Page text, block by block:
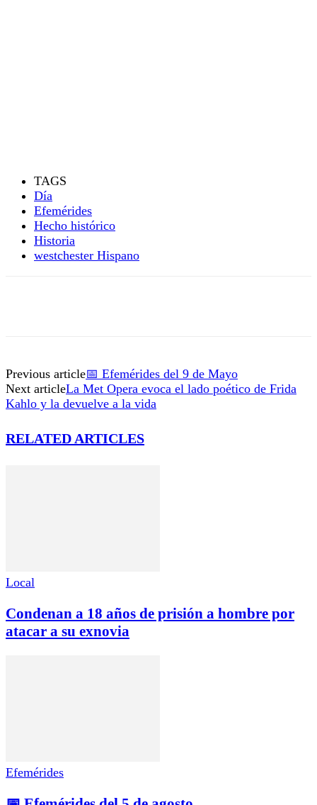
TAGS
Día
Efemérides
Hecho histórico
Historia
westchester Hispano
Previous article📅 Efemérides del 9 de Mayo
Next articleLa Met Opera evoca el lado poético de Frida
Kahlo y la devuelve a la vida
RELATED ARTICLES
Local
Condenan a 18 años de prisión a hombre por
atacar a su exnovia
Efemérides